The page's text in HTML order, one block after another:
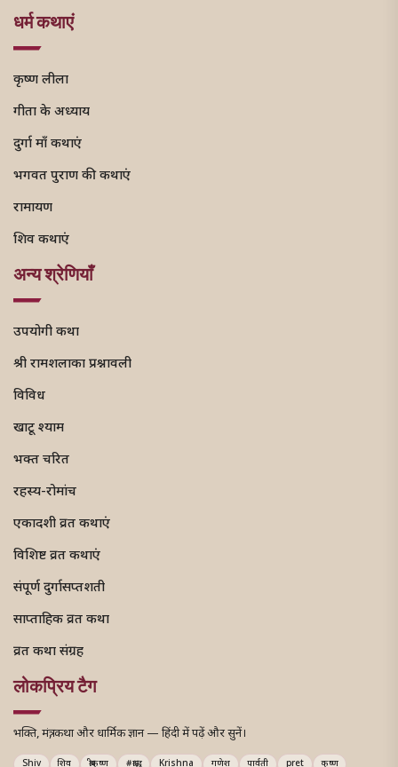
धर्म कथाएं
कृष्ण लीला
गीता के अध्याय
दुर्गा माँ कथाएं
भगवत पुराण की कथाएं
रामायण
शिव कथाएं
अन्य श्रेणियाँ
उपयोगी कथा
श्री रामशलाका प्रश्नावली
विविध
खाटू श्याम
भक्त चरित
रहस्य-रोमांच
एकादशी व्रत कथाएं
विशिष्ट व्रत कथाएं
संपूर्ण दुर्गासप्तशती
साप्ताहिक व्रत कथा
व्रत कथा संग्रह
लोकप्रिय टैग
भक्ति, मंत्र, कथा और धार्मिक ज्ञान — हिंदी में पढ़ें और सुनें।
Shiv शिव श्रीकृष्ण #श्राद्ध Krishna गणेश पार्वती pret कृष्ण